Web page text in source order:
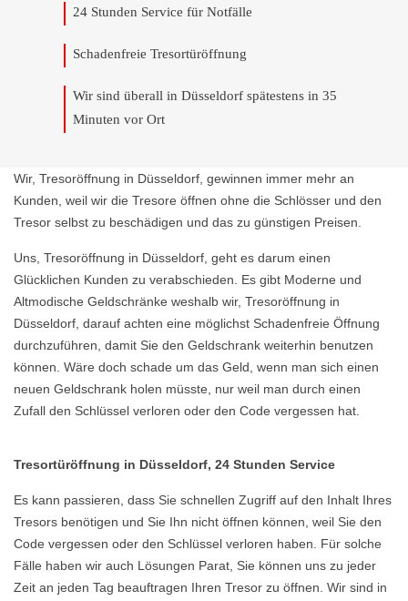
24 Stunden Service für Notfälle
Schadenfreie Tresortüröffnung
Wir sind überall in Düsseldorf spätestens in 35
Minuten vor Ort
Wir, Tresoröffnung in Düsseldorf, gewinnen immer mehr an
Kunden, weil wir die Tresore öffnen ohne die Schlösser und den
Tresor selbst zu beschädigen und das zu günstigen Preisen.
Uns, Tresoröffnung in Düsseldorf, geht es darum einen
Glücklichen Kunden zu verabschieden. Es gibt Moderne und
Altmodische Geldschränke weshalb wir, Tresoröffnung in
Düsseldorf, darauf achten eine möglichst Schadenfreie Öffnung
durchzuführen, damit Sie den Geldschrank weiterhin benutzen
können. Wäre doch schade um das Geld, wenn man sich einen
neuen Geldschrank holen müsste, nur weil man durch einen
Zufall den Schlüssel verloren oder den Code vergessen hat.
Tresortüröffnung in Düsseldorf, 24 Stunden Service
Es kann passieren, dass Sie schnellen Zugriff auf den Inhalt Ihres
Tresors benötigen und Sie Ihn nicht öffnen können, weil Sie den
Code vergessen oder den Schlüssel verloren haben. Für solche
Fälle haben wir auch Lösungen Parat, Sie können uns zu jeder
Zeit an jeden Tag beauftragen Ihren Tresor zu öffnen. Wir sind in